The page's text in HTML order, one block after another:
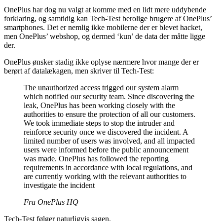
OnePlus har dog nu valgt at komme med en lidt mere uddybende
forklaring, og samtidig kan Tech-Test berolige brugere af OnePlus’
smartphones. Det er nemlig ikke mobilerne der er blevet hacket,
men OnePlus’ webshop, og dermed ‘kun’ de data der måtte ligge
der.
OnePlus ønsker stadig ikke oplyse nærmere hvor mange der er
berørt af datalækagen, men skriver til Tech-Test:
The unauthorized access trigged our system alarm
which notified our security team. Since discovering the
leak, OnePlus has been working closely with the
authorities to ensure the protection of all our customers.
We took immediate steps to stop the intruder and
reinforce security once we discovered the incident. A
limited number of users was involved, and all impacted
users were informed before the public announcement
was made. OnePlus has followed the reporting
requirements in accordance with local regulations, and
are currently working with the relevant authorities to
investigate the incident
Fra OnePlus HQ
Tech-Test følger naturligvis sagen.